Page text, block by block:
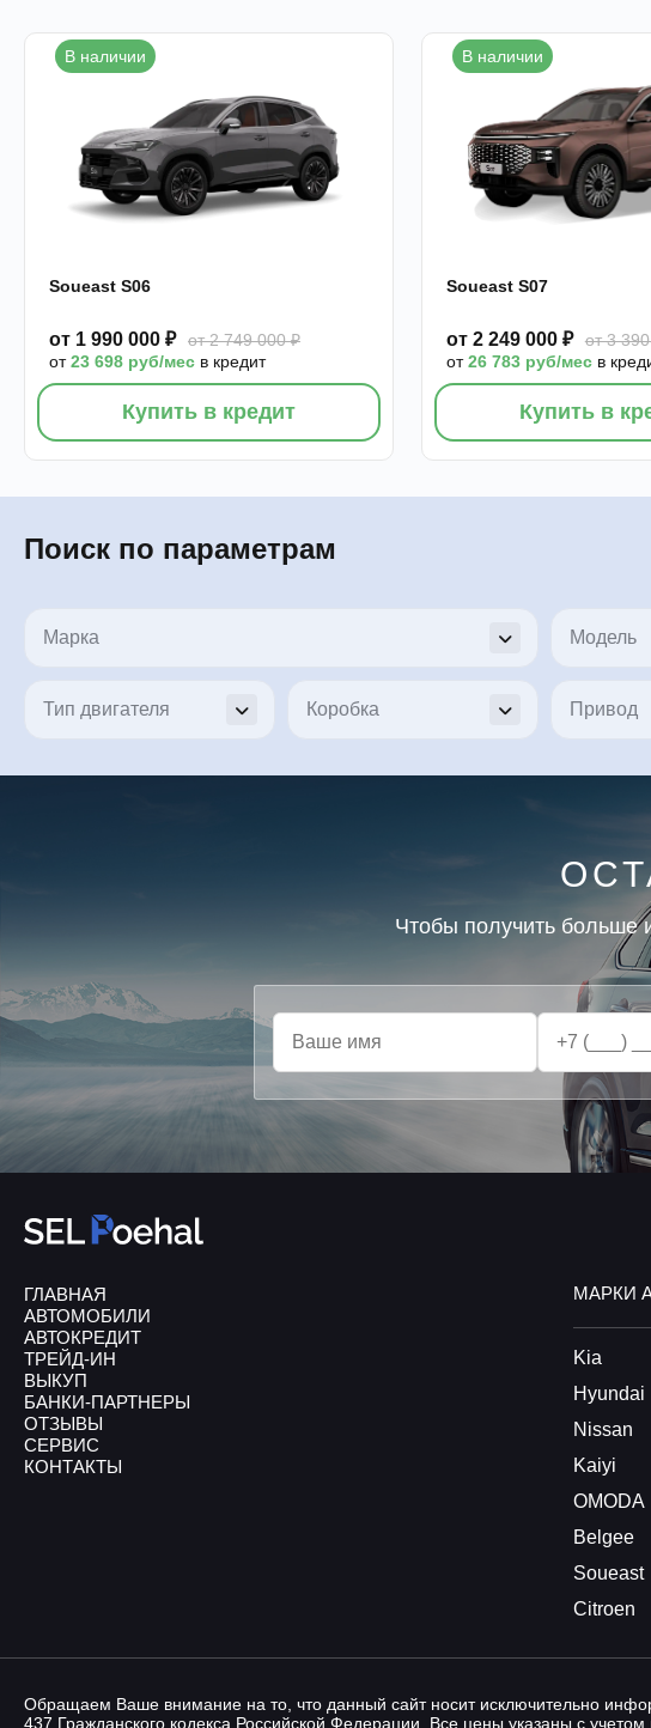
В наличии
Soueast S06
от 1 990 000 ₽
от 2 749 000 ₽
от23 698 руб/мес в кредит
Купить в кредит
В наличии
Soueast S07
от 2 249 000 ₽
от 3
от26 783 руб/месв
Купить в
Поиск по параметрам
Чтобы получить больше
ГЛАВНАЯ
АВТОМОБИЛИ
АВТОКРЕДИТ
ТРЕЙД-ИН
ВЫКУП
БАНКИ-ПАРТНЕРЫ
ОТЗЫВЫ
СЕРВИС
КОНТАКТЫ
МАРКИ
Kia
Hyundai
Nissan
Kaiyi
OMODA
Belgee
Soueast
Citroen
Обращаем Ваше внимание на то, что данный сайт носит исключительно
437 Гражданского кодекса Российской Федерации. Все цены указаны с